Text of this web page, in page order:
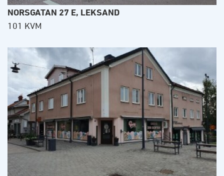
NORSGATAN 27 E, LEKSAND
101 KVM